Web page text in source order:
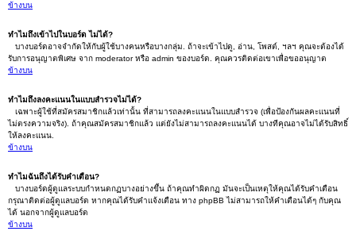
ข้างบน
ทำไมถึงเข้าไปในบอร์ด ไม่ได้?
บางบอร์ดอาจจำกัดให้กับผู้ใช้บางคนหรือบางกลุ่ม. ถ้าจะเข้าไปดู, อ่าน, โพสต์, ฯลฯ คุณจะต้องได้
รับการอนุญาตพิเศษ จาก moderator หรือ admin ของบอร์ด. คุณควรติดต่อเขาเพื่อขออนุญาต
ข้างบน
ทำไมถึงลงคะแนนในแบบสำรวจไม่ได้?
เฉพาะผู้ใช้ที่สมัครสมาชิกแล้วเท่านั้น ที่สามารถลงคะแนนในแบบสำรวจ (เพื่อป้องกันผลคะแนนที่
ไม่ตรงความจริง). ถ้าคุณสมัครสมาชิกแล้ว แต่ยังไม่สามารถลงคะแนนได้ บางทีคุณอาจไม่ได้รับสิทธิ์
ให้ลงคะแนน.
ข้างบน
ทำไมฉันถึงได้รับคำเตือน?
บางบอร์ดผู้ดูแลระบบกำหนดกฏบางอย่างขึ้น ถ้าคุณทำผิดกฏ มันจะเป็นเหตุให้คุณได้รับคำเตือน
กรุณาติดต่อผู้ดูแลบอร์ด หากคุณได้รับคำแจ้งเตือน ทาง phpBB ไม่สามารถให้คำเตือนได้ๆ กับคุณ
ได้ นอกจากผู้ดูแลบอร์ด
ข้างบน